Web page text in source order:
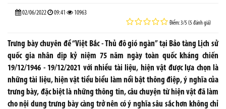
02/06/2022 09:41 10963
Điểm: 3/5 (5 đánh giá)
Trưng bày chuyên đề “Việt Bắc - Thủ đô gió ngàn” tại Bảo tàng Lịch sử
quốc gia nhân dịp kỷ niệm 75 năm ngày toàn quốc kháng chiến
19/12/1946 - 19/12/2021 với nhiều tài liệu, hiện vật được lựa chọn là
những tài liệu, hiện vật tiểu biểu làm nổi bật thông điệp, ý nghĩa của
trưng bày, đặc biệt là những thông tin, câu chuyện từ hiện vật đã làm
cho nội dung trưng bày càng trở nên có ý nghĩa sâu sắc hơn không chỉ